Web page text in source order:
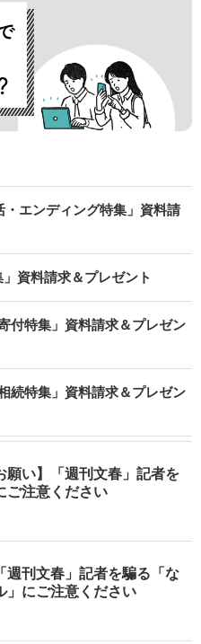
エンディング特集」資料請
資料請求＆プレゼント
付特集」資料請求＆プレゼン
続特集」資料請求＆プレゼン
願い】「週刊文春」記者を
ご注意ください
週刊文春」記者を騙る「な
」にご注意ください